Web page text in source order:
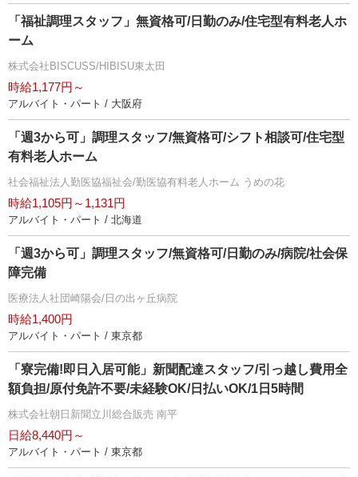
「福祉調理スタッフ」無資格可/日勤のみ/住宅型有料老人ホ
ーム
株式会社BISCUSS/HIBISU東太田
時給1,177円～
アルバイト・パート / 大阪府
「週3から可」調理スタッフ/無資格可/シフト相談可/住宅型
有料老人ホーム
社会福祉法人勤医協福祉会/勤医協有料老人ホーム うめの花
時給1,105円～1,131円
アルバイト・パート / 北海道
「週3から可」調理スタッフ/無資格可/日勤のみ/病院/社会保
障完備
医療法人社団崎陽会/日の出ヶ丘病院
時給1,400円
アルバイト・パート / 東京都
「寮完備!即日入居可能」新聞配達スタッフ/引っ越し費用全
額負担/原付免許不要/未経験OK/日払いOK/1日5時間
株式会社朝日新聞立川総合販売 南平
日給8,440円～
アルバイト・パート / 東京都